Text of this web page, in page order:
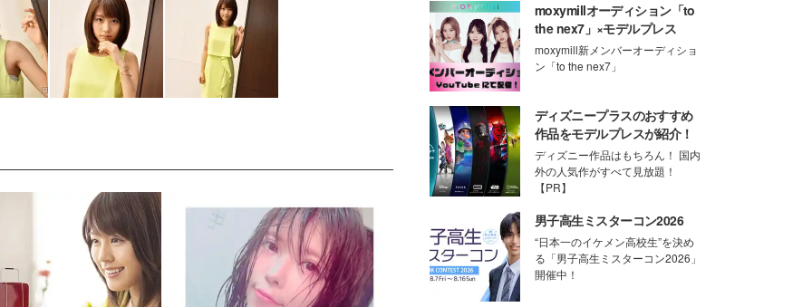
moxymillオーディション「to
the nex7」×モデルプレス
moxymill新メンバーオーディショ
ン「to the nex7」
ディズニープラスのおすすめ
作品をモデルプレスが紹介！
ディズニー作品はもちろん！ 国内
外の人気作がすべて見放題！
【PR】
男子高生ミスターコン2026
“日本一のイケメン高校生”を決め
る「男子高生ミスターコン2026」
開催中！